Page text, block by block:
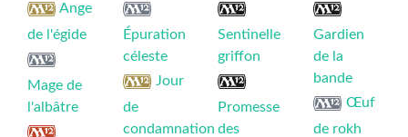
Ange
de l'égide
Mage de
l'albâtre
Épuration
céleste
Jour
de
condamnation
Sentinelle
griffon
Promesse
des
Gardien
de la
bande
Œuf
de rokh